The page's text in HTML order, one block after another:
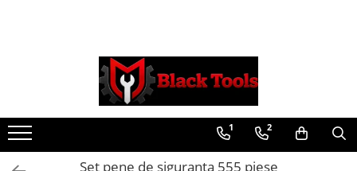
Scule Service Auto
Chei Si Truse De Chei
Chei combinate
Chei Combinate Cu Clichet
1 2
Set pene de siguranta 555 piese